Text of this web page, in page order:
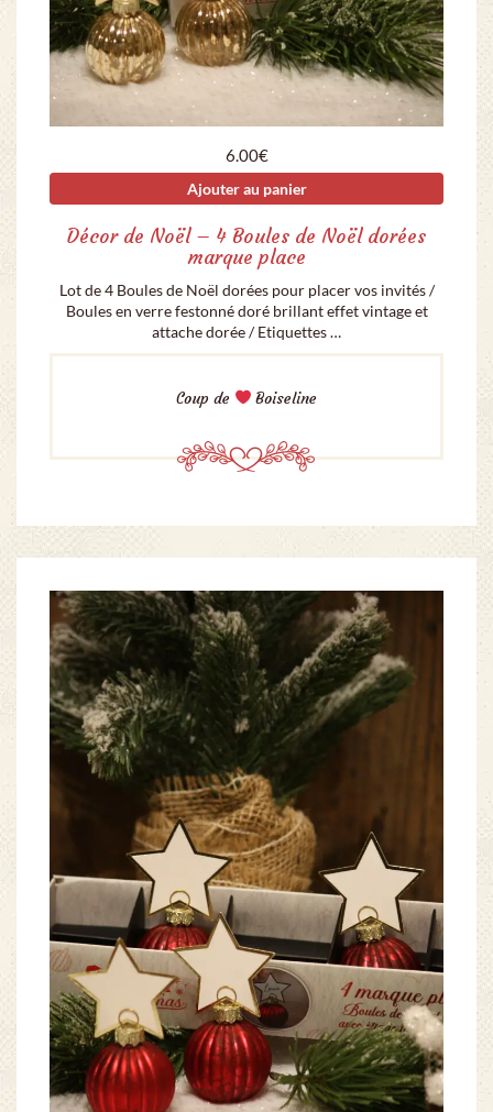
6.00€
Ajouter au panier
Décor de Noël – 4 Boules de Noël dorées
marque place
Lot de 4 Boules de Noël dorées pour placer vos invités /
Boules en verre festonné doré brillant effet vintage et
attache dorée / Etiquettes …
Coup de Boiseline